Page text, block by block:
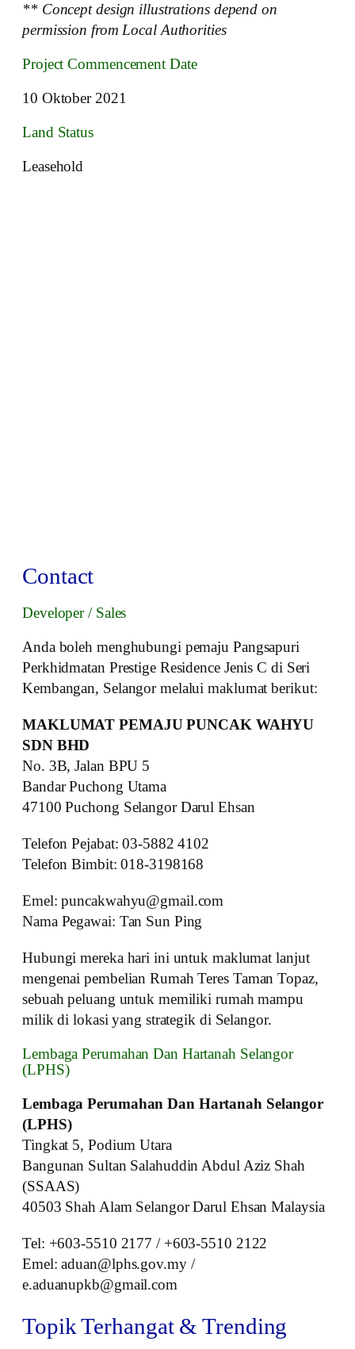
** Concept design illustrations depend on
permission from Local Authorities
Project Commencement Date
10 Oktober 2021
Land Status
Leasehold
Contact
Developer / Sales
Anda boleh menghubungi pemaju Pangsapuri
Perkhidmatan Prestige Residence Jenis C di Seri
Kembangan, Selangor melalui maklumat berikut:
MAKLUMAT PEMAJU PUNCAK WAHYU
SDN BHD
No. 3B, Jalan BPU 5
Bandar Puchong Utama
47100 Puchong Selangor Darul Ehsan
Telefon Pejabat: 03-5882 4102
Telefon Bimbit: 018-3198168
Emel: puncakwahyu@gmail.com
Nama Pegawai: Tan Sun Ping
Hubungi mereka hari ini untuk maklumat lanjut
mengenai pembelian Rumah Teres Taman Topaz,
sebuah peluang untuk memiliki rumah mampu
milik di lokasi yang strategik di Selangor.
Lembaga Perumahan Dan Hartanah Selangor
(LPHS)
Lembaga Perumahan Dan Hartanah Selangor
(LPHS)
Tingkat 5, Podium Utara
Bangunan Sultan Salahuddin Abdul Aziz Shah
(SSAAS)
40503 Shah Alam Selangor Darul Ehsan Malaysia
Tel: +603-5510 2177 / +603-5510 2122
Emel: aduan@lphs.gov.my /
e.aduanupkb@gmail.com
Topik Terhangat & Trending